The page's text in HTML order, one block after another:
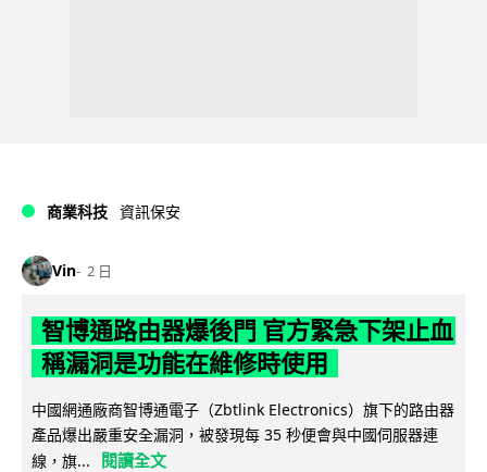
商業科技 資訊保安
Vin 2 日
智博通路由器爆後門 官方緊急下架止血
稱漏洞是功能在維修時使用
中國網通廠商智博通電子（Zbtlink Electronics）旗下的路由器
產品爆出嚴重安全漏洞，被發現每 35 秒便會與中國伺服器連
線，旗...
閱讀全文